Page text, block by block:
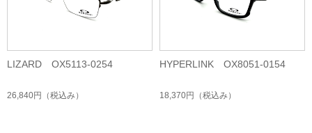
LIZARD OX5113-0254
26,840円 （税込み）
HYPERLINK OX8051-0154
18,370円 （税込み）